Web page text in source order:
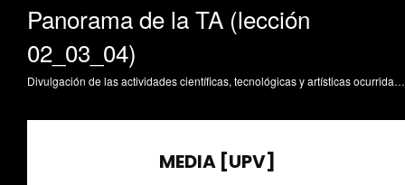
Panorama de la TA (lección
02_03_04)
Divulgación de las actividades científicas, tecnológicas y artísticas ocurridas en los tres campus de la UPV